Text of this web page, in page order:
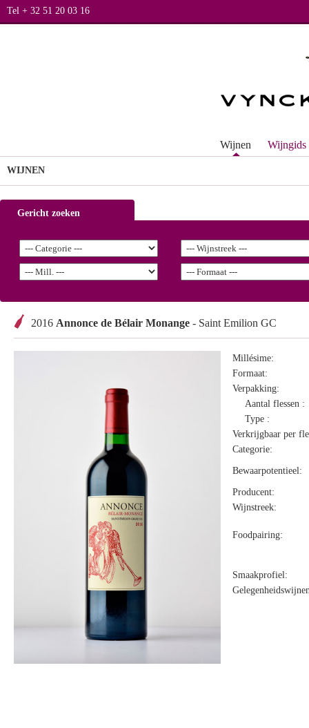
Tel + 32 51 20 03 16
Wijnen Wijngids
WIJNEN
Gericht zoeken
2016 Annonce de Bélair Monange - Saint Emilion GC
Millésime:
Formaat:
Verpakking:
Aantal flessen :
Type :
Verkrijgbaar per
Categorie:
Bewaarpotentieel:
Producent:
Wijnstreek:
Foodpairing:
Smaakprofiel: